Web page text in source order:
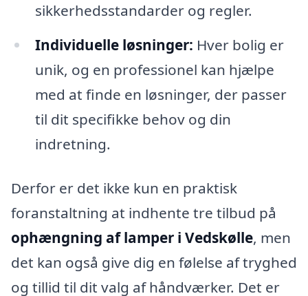
sikkerhedsstandarder og regler.
Individuelle løsninger: Hver bolig er
unik, og en professionel kan hjælpe
med at finde en løsninger, der passer
til dit specifikke behov og din
indretning.
Derfor er det ikke kun en praktisk
foranstaltning at indhente tre tilbud på
ophængning af lamper i Vedskølle, men
det kan også give dig en følelse af tryghed
og tillid til dit valg af håndværker. Det er